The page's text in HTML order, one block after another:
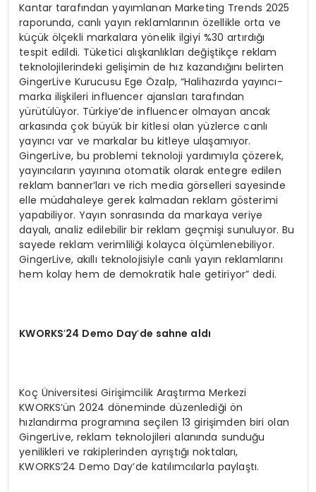
Kantar tarafından yayımlanan Marketing Trends 2025
raporunda, canlı yayın reklamlarının özellikle orta ve
küçük ölçekli markalara yönelik ilgiyi %30 artırdığı
tespit edildi. Tüketici alışkanlıkları değiştikçe reklam
teknolojilerindeki gelişimin de hız kazandığını belirten
GingerLive Kurucusu Ege Özalp, “Halihazırda yayıncı-
marka ilişkileri influencer ajansları tarafından
yürütülüyor. Türkiye’de influencer olmayan ancak
arkasında çok büyük bir kitlesi olan yüzlerce canlı
yayıncı var ve markalar bu kitleye ulaşamıyor.
GingerLive, bu problemi teknoloji yardımıyla çözerek,
yayıncıların yayınına otomatik olarak entegre edilen
reklam banner’ları ve rich media görselleri sayesinde
elle müdahaleye gerek kalmadan reklam gösterimi
yapabiliyor. Yayın sonrasında da markaya veriye
dayalı, analiz edilebilir bir reklam geçmişi sunuluyor. Bu
sayede reklam verimliliği kolayca ölçümlenebiliyor.
GingerLive, akıllı teknolojisiyle canlı yayın reklamlarını
hem kolay hem de demokratik hale getiriyor” dedi.
KWORKS’24 Demo Day’de sahne aldı
Koç Üniversitesi Girişimcilik Araştırma Merkezi
KWORKS’ün 2024 döneminde düzenlediği ön
hızlandırma programına seçilen 13 girişimden biri olan
GingerLive, reklam teknolojileri alanında sunduğu
yenilikleri ve rakiplerinden ayrıştığı noktaları,
KWORKS’24 Demo Day’de katılımcılarla paylaştı.